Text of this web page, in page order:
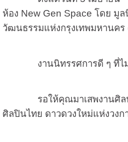
ห้อง New Gen Space โดย มู
วัฒนธรรมแห่งกรุงเทพมหานคร
งานนิทรรศการดี ๆ ที่ไม่
รอให้คุณมาเสพงานศิลป์
ศิลปินไทย ดาวดวงใหม่แห่งวง